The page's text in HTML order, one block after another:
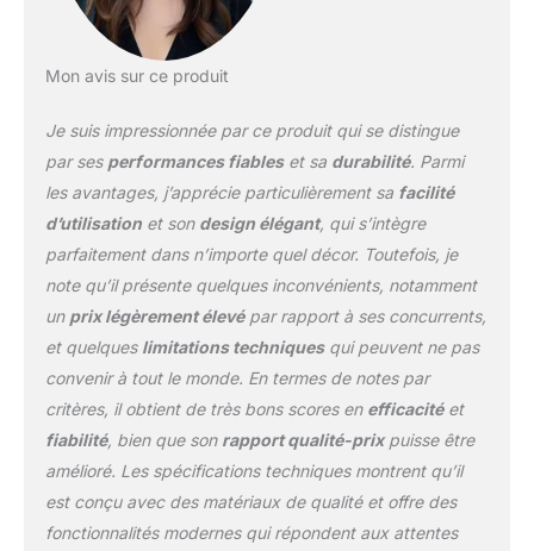
Mon avis sur ce produit
Je suis impressionnée par ce produit qui se distingue
par ses performances fiableset sa durabilité. Parmi
les avantages, j’apprécie particulièrement sa facilité
d’utilisationet son design élégant, qui s’intègre
parfaitement dans n’importe quel décor. Toutefois, je
note qu’il présente quelques inconvénients, notamment
un prix légèrement élevépar rapport à ses concurrents,
et quelques limitations techniquesqui peuvent ne pas
convenir à tout le monde. En termes de notes par
critères, il obtient de très bons scores en efficacitéet
fiabilité, bien que son rapport qualité-prixpuisse être
amélioré. Les spécifications techniques montrent qu’il
est conçu avec des matériaux de qualité et offre des
fonctionnalités modernes qui répondent aux attentes